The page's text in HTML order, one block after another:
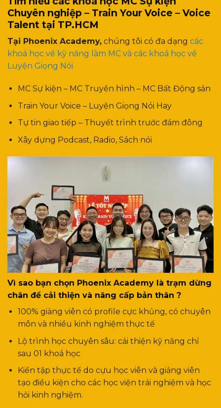
Chuyên nghiệp – Train Your Voice – Voice
Talent tại TP.HCM
Tại Phoenix Academy, chúng tôi có đa dạng các
khoá học về kỹ năng làm MC và các khoá học về
Luyện Giọng Nói
MC Sự kiện – MC Truyền hình – MC Bất Động sản
Train Your Voice – Luyện Giọng Nói Hay
Tự tin giao tiếp – Thuyết trình trước đám đông
Xây dựng Podcast, Radio, Sách nói
Vì sao bạn chọn Phoenix Academy là trạm dừng
chân để cải thiện và nâng cấp bản thân ?
100% giảng viên có profile cực khủng, có chuyên
môn và nhiều kinh nghiệm thực tế
Lộ trình học chuyên sâu: cải thiện kỹ năng chỉ
sau 01 khoá học
Kiến tập thực tế do cựu học viên và giảng viên
tạo điều kiện cho các học viện trải nghiệm và học
hỏi kinh nghiệm.